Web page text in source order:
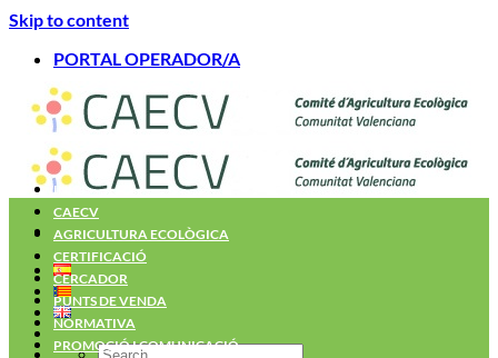
Skip to content
PORTAL OPERADOR/A
INICI
CAECV
AGRICULTURA ECOLÒGICA
CERTIFICACIÓ
CERCADOR
PUNTS DE VENDA
NORMATIVA
PROMOCIÓ I COMUNICACIÓ